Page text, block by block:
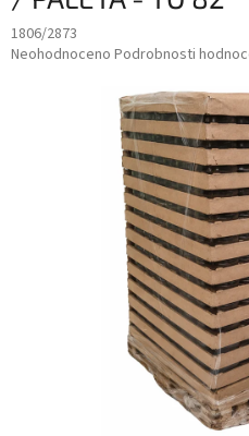
1806/2873
Průměrné
Neohodnoceno Podrobnosti